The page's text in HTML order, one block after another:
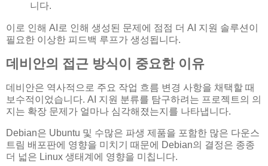
니다.
이로 인해 AI로 인해 생성된 문제에 점점 더 AI 지원 솔루션이
필요한 이상한 피드백 루프가 생성됩니다.
데비안의 접근 방식이 중요한 이유
데비안은 역사적으로 주요 작업 흐름 변경 사항을 채택할 때
보수적이었습니다. AI 지원 분류를 탐구하려는 프로젝트의 의
지는 확장 문제가 얼마나 심각해졌는지를 나타냅니다.
Debian은 Ubuntu 및 수많은 파생 제품을 포함한 많은 다운스
트림 배포판에 영향을 미치기 때문에 Debian의 결정은 종종
더 넓은 Linux 생태계에 영향을 미칩니다.